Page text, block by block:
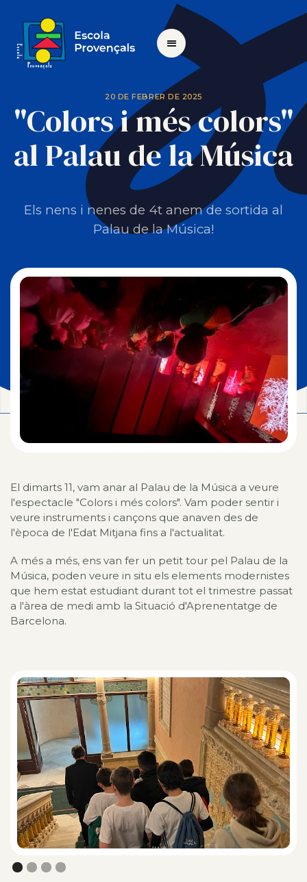
20 DE FEBRER DE 2025
"Colors i més colors"
al Palau de la Música
Els nens i nenes de 4t anem de sortida al
Palau de la Música!
El dimarts 11, vam anar al Palau de la Música a veure
l'espectacle "Colors i més colors". Vam poder sentir i
veure instruments i cançons que anaven des de
l'època de l'Edat Mitjana fins a l'actualitat.
A més a més, ens van fer un petit tour pel Palau de la
Música, poden veure in situ els elements modernistes
que hem estat estudiant durant tot el trimestre passat
a l'àrea de medi amb la Situació d'Aprenentatge de
Barcelona.